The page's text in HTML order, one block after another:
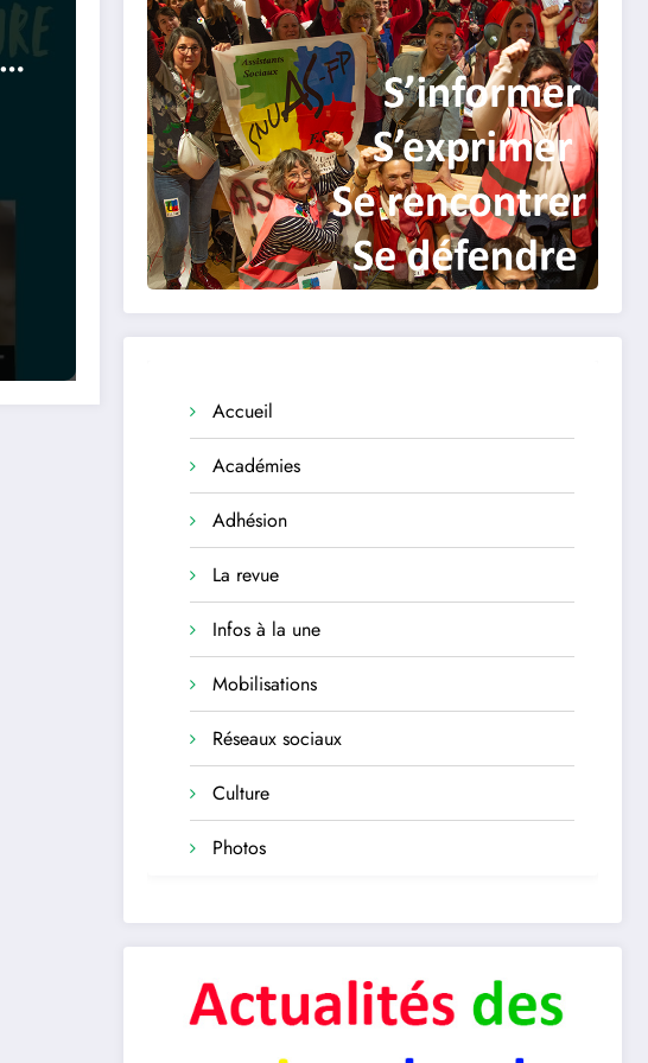
Accueil
Académies
Adhésion
La revue
Infos à la une
Mobilisations
Réseaux sociaux
Culture
Photos